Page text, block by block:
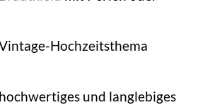
Hochzeitsthema
und langlebiges